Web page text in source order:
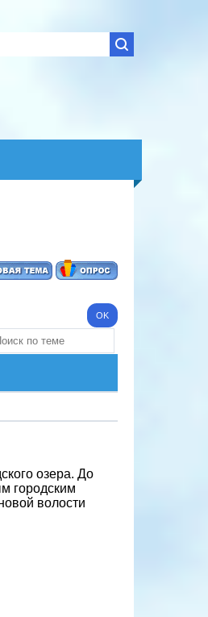
озера. До
городским
волости